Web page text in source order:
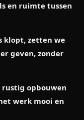
en ruimte tussen
klopt, zetten we
geven, zonder
opbouwen
werk mooi en